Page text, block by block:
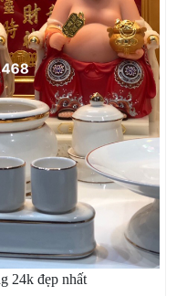
24k đẹp nhất